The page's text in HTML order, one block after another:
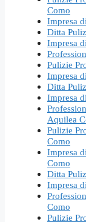
Como
Impresa
Ditta
Impresa
Pulizie
Impresa
Ditta
Impresa
Aquilea
Pulizie
Como
Impresa
Como
Ditta
Impresa
Como
Pulizie